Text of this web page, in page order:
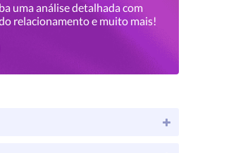
uma análise detalhada com
relacionamento e muito mais!